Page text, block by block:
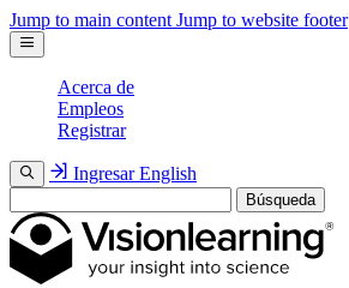
Jump to main content Jump to website footer
Acerca de
Empleos
Registrar
Ingresar English
Búsqueda